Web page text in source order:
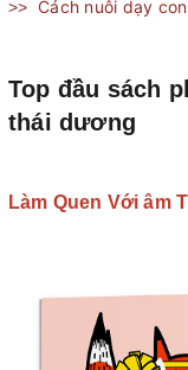
>> Cách nuôi dạy
Top đầu sách
thái dương
Làm Quen Với âm